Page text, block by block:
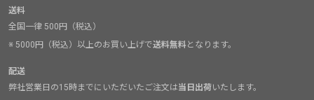
送料
全国一律 500円（税込）
※ 5000円（税込）以上のお買い上げで送料無料となります。
配送
弊社営業日の15時までにいただいたご注文は当日出荷いたします。